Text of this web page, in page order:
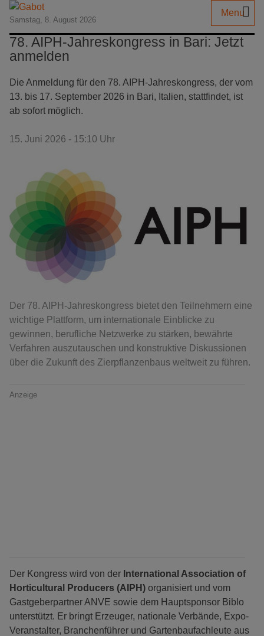
Samstag, 8. August 2026
Menu
78. AIPH-Jahreskongress in Bari: Jetzt
anmelden
Die Anmeldung für den 78. AIPH-Jahreskongress, der vom
13. bis 17. September 2026 in Bari, Italien, stattfindet, ist
ab sofort möglich.
15. Juni 2026 - 15:10 Uhr
Der 78. AIPH-Jahreskongress bietet den Teilnehmern eine
wichtige Plattform, um internationale Einblicke zu
gewinnen, berufliche Netzwerke zu stärken, bewährte
Verfahren auszutauschen und konstruktive Diskussionen
über die Zukunft des Zierpflanzenbaus weltweit zu führen.
Anzeige
Der Kongress wird von der International Association of
Horticultural Producers (AIPH) organisiert und vom
Gastgeberpartner ANVE sowie dem Hauptsponsor Biblo
unterstützt. Er bringt Erzeuger, nationale Verbände, Expo-
Veranstalter, Branchenführer und Gartenbaufachleute aus